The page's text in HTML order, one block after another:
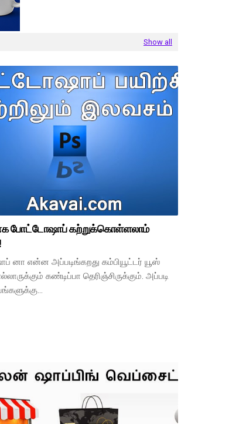
Show all
போட்டோஷாப் கற்றுக்கொள்ளலாம்
னா என்ன அப்படிங்கறது கம்பியூட்டர் யூஸ்
கண்டிப்பா தெரிஞ்சிருக்கும். அப்படி